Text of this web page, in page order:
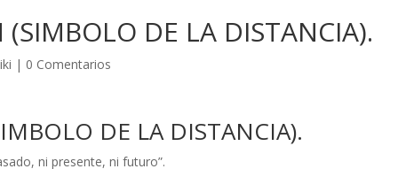
DE LA DISTANCIA).
| 0 Comentarios
DE LA DISTANCIA).
ni presente, ni futuro”.